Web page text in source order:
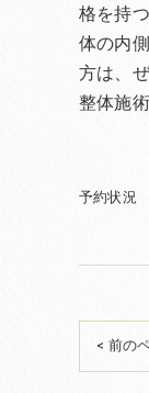
格を持
体の内
方は、
整体施
予約状況
< 前の